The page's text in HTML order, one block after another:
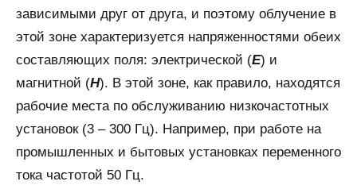
зависимыми друг от друга, и поэтому облучение в
этой зоне характеризуется напряженностями обеих
составляющих поля: электрической (Е) и
магнитной (Н). В этой зоне, как правило, находятся
рабочие места по обслуживанию низкочастотных
установок (3 – 300 Гц). Например, при работе на
промышленных и бытовых установках переменного
тока частотой 50 Гц.